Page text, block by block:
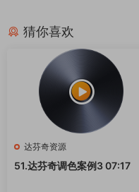
猜你喜欢
达芬奇资源
51.达芬奇调色案例3 07:17